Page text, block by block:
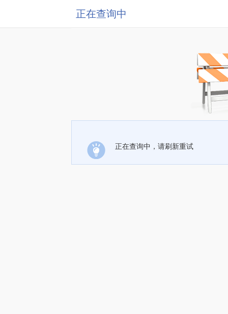
正在查询中
正在查询中，请刷新重试